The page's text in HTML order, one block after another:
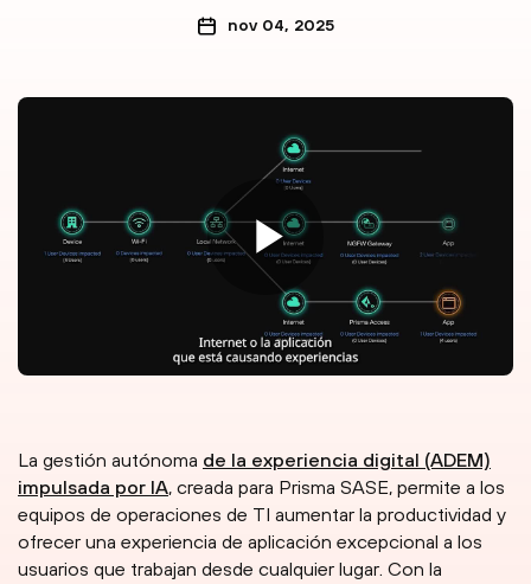
nov 04, 2025
La gestión autónoma de la experiencia digital (ADEM)
impulsada por IA, creada para Prisma SASE, permite a los
equipos de operaciones de TI aumentar la productividad y
ofrecer una experiencia de aplicación excepcional a los
usuarios que trabajan desde cualquier lugar. Con la